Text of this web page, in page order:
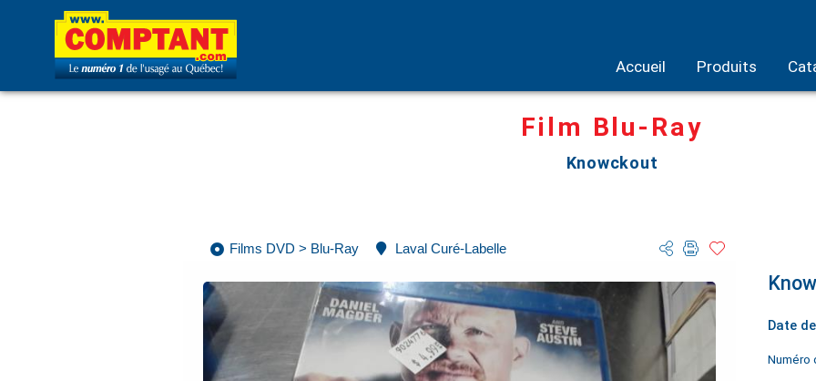
Accueil Produits
Film Blu-Ray
Knowckout
Films DVD > Blu-Ray Laval Curé-Labelle
Date
Numéro